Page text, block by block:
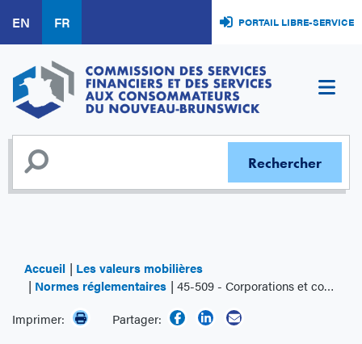
au
contenu
principal
EN FR PORTAIL LIBRE-SERVICE
Accueil
Les valeurs mobilières
Normes réglementaires
45-509 - Corporations et coopératives de développement économique communautaire
Imprimer:
Partager: